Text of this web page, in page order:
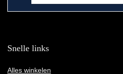
Snelle links
Alles winkelen